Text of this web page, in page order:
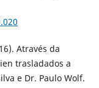
Através da
trasladados a
e Dr. Paulo Wolf.